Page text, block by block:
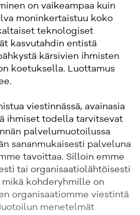
on vaikeampaa kuin
moninkertaistuu koko
teknologiset
kasvutahdin entistä
kärsivien ihmisten
koetuksella. Luottamus
viestinnässä, avainasia
ihmiset todella tarvitsevat
palvelumuotoilussa
sananmukaisesti palveluna
tavoittaa. Silloin emme
tai organisaatiolähtöisesti
mikä kohderyhmille on
organisaatiomme viestintä
menetelmät